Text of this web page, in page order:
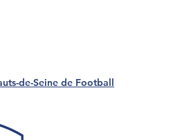
de-Seine de Football